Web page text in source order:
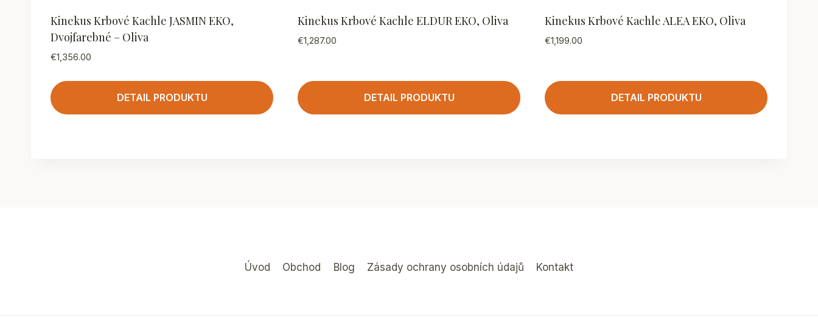
Kinekus Krbové Kachle JASMIN EKO,
Dvojfarebné – Oliva
€1,356.00
DETAIL PRODUKTU
Kinekus Krbové Kachle ELDUR EKO, Oliva
€1,287.00
DETAIL PRODUKTU
Kinekus Krbové Kachle ALEA EKO, Oliva
€1,199.00
DETAIL PRODUKTU
Úvod Obchod Blog Zásady ochrany osobních údajů Kontakt